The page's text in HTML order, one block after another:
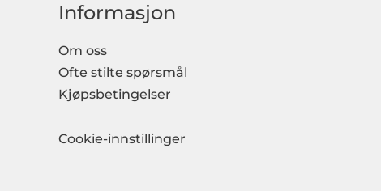
Informasjon
Om oss
Ofte stilte spørsmål
Kjøpsbetingelser
Cookie-innstillinger